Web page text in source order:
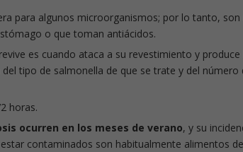
para algunos microorganismos; por lo tanto, son
o que toman antiácidos.
es cuando ataca a su revestimiento y produce
tipo de salmonella de que se trate y del número
horas.
ocurren en los meses de verano, y su
contaminados son habitualmente alimentos
nutrición Píldoras